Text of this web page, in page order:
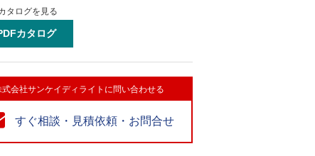
タログを見る
カタログ
式会社サンケイディライトに問い合わせる
すぐ相談・見積依頼・お問合せ